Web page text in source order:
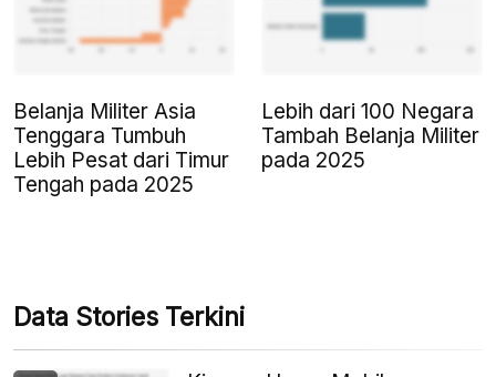
Belanja Militer Asia
Tenggara Tumbuh
Lebih Pesat dari Timur
Tengah pada 2025
Lebih dari 100 Negara
Tambah Belanja Militer
pada 2025
Data Stories Terkini